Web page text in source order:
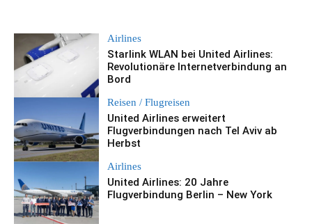
Airlines
Starlink WLAN bei United Airlines:
Revolutionäre Internetverbindung an
Bord
Reisen / Flugreisen
United Airlines erweitert
Flugverbindungen nach Tel Aviv ab
Herbst
Airlines
United Airlines: 20 Jahre
Flugverbindung Berlin – New York